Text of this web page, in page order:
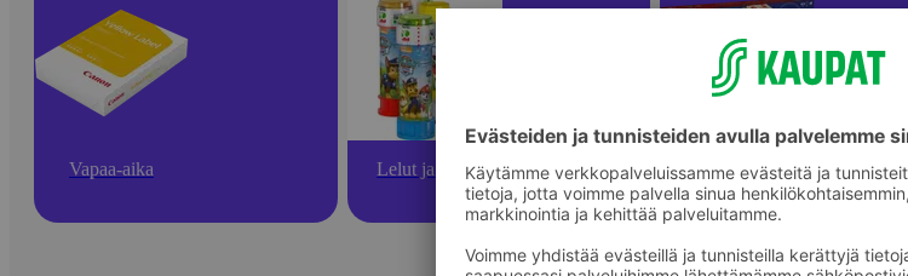
Vapaa-aika Lelut ja pelit Aikuisten lautapelit